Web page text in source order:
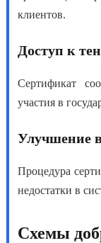
клиентов.
Доступ к
Сертификат
участия в
Улучшение
Процедура
недостатки в
Схемы